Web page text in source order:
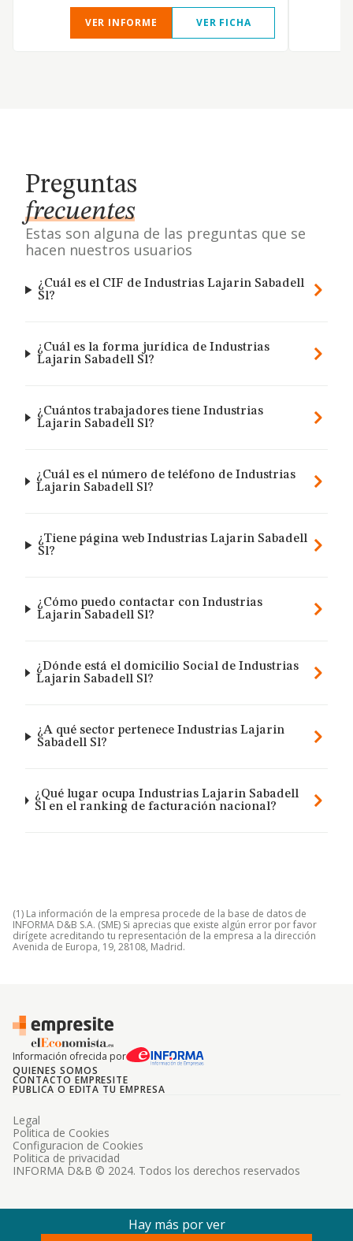
VER INFORME VER FICHA
Preguntas
frecuentes
Estas son alguna de las preguntas que se
hacen nuestros usuarios
¿Cuál es el CIF de Industrias Lajarin Sabadell
Sl?
¿Cuál es la forma jurídica de Industrias
Lajarin Sabadell Sl?
¿Cuántos trabajadores tiene Industrias
Lajarin Sabadell Sl?
¿Cuál es el número de teléfono de Industrias
Lajarin Sabadell Sl?
¿Tiene página web Industrias Lajarin Sabadell
Sl?
¿Cómo puedo contactar con Industrias
Lajarin Sabadell Sl?
¿Dónde está el domicilio Social de Industrias
Lajarin Sabadell Sl?
¿A qué sector pertenece Industrias Lajarin
Sabadell Sl?
¿Qué lugar ocupa Industrias Lajarin Sabadell
Sl en el ranking de facturación nacional?
(1) La información de la empresa procede de la base de datos de
INFORMA D&B S.A. (SME) Si aprecias que existe algún error por favor
dirígete acreditando tu representación de la empresa a la dirección
Avenida de Europa, 19, 28108, Madrid.
Información ofrecida por
QUIENES SOMOS
CONTACTO EMPRESITE
PUBLICA O EDITA TU EMPRESA
INFORMA D&B © 2024. Todos los derechos reservados
Legal
Politica de Cookies
Configuracion de Cookies
Politica de privacidad
Hay más por ver